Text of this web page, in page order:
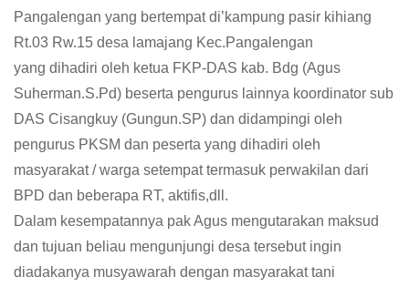
Pangalengan yang bertempat di’kampung pasir kihiang
Rt.03 Rw.15 desa lamajang Kec.Pangalengan
yang dihadiri oleh ketua FKP-DAS kab. Bdg (Agus
Suherman.S.Pd) beserta pengurus lainnya koordinator sub
DAS Cisangkuy (Gungun.SP) dan didampingi oleh
pengurus PKSM dan peserta yang dihadiri oleh
masyarakat / warga setempat termasuk perwakilan dari
BPD dan beberapa RT, aktifis,dll.
Dalam kesempatannya pak Agus mengutarakan maksud
dan tujuan beliau mengunjungi desa tersebut ingin
diadakanya musyawarah dengan masyarakat tani